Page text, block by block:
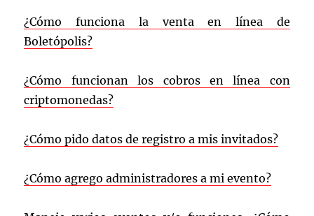
¿Cómo funciona la venta en línea de
Boletópolis?
¿Cómo funcionan los cobros en línea con
criptomonedas?
¿Cómo pido datos de registro a mis invitados?
¿Cómo agrego administradores a mi evento?